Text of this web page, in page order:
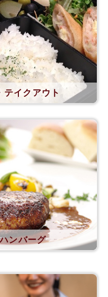
テイクアウト
ンバーグ